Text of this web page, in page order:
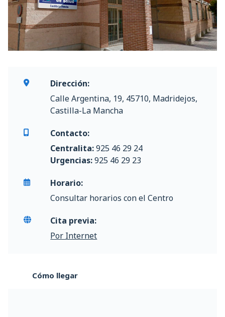
Dirección:
Calle Argentina, 19, 45710, Madridejos,
Castilla-La Mancha
Contacto:
Centralita:925 46 29 24
Urgencias:925 46 29 23
Horario:
Consultar horarios con el Centro
Cita previa:
Por Internet
Cómo llegar